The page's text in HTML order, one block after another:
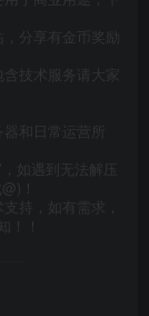
分享有金币奖励
技术服务请大家
和日常运营所
如遇到无法解压
！
持，如有需求，
！！